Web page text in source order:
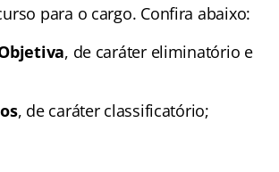
para o cargo. Confira abaixo:
, de caráter eliminatório e
, de caráter classificatório;